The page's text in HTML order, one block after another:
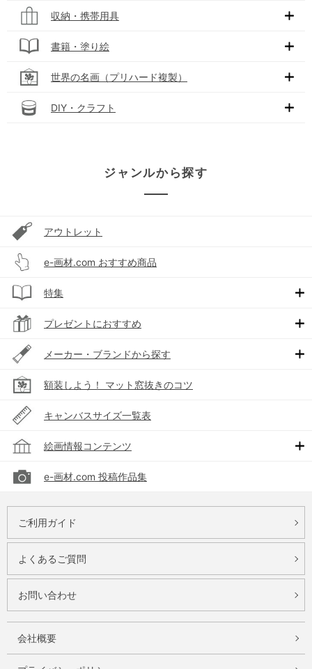
収納・携帯用具
書籍・塗り絵
世界の名画（プリハード複製）
DIY・クラフト
ジャンルから探す
アウトレット
e-画材.com おすすめ商品
特集
プレゼントにおすすめ
メーカー・ブランドから探す
額装しよう！ マット窓抜きのコツ
キャンバスサイズ一覧表
絵画情報コンテンツ
e-画材.com 投稿作品集
ご利用ガイド
よくあるご質問
お問い合わせ
会社概要